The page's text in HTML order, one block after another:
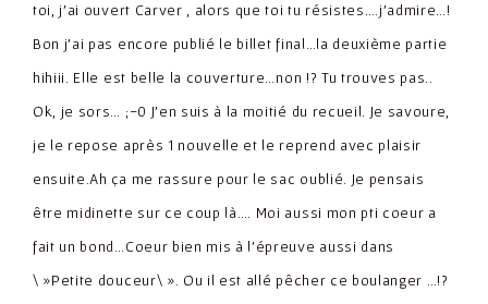
toi, j'ai ouvert Carver , alors que toi tu résistes….j'admire…!
Bon j'ai pas encore publié le billet final…la deuxième partie
hihiii. Elle est belle la couverture…non !? Tu trouves pas..
Ok, je sors… ;-0 J'en suis à la moitié du recueil. Je savoure,
je le repose après 1 nouvelle et le reprend avec plaisir
ensuite.Ah ça me rassure pour le sac oublié. Je pensais
être midinette sur ce coup là…. Moi aussi mon pti coeur a
fait un bond…Coeur bien mis à l'épreuve aussi dans
\ »Petite douceur\ ». Ou il est allé pêcher ce boulanger …!?